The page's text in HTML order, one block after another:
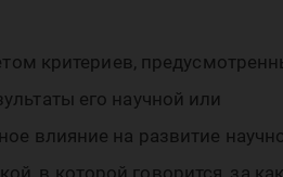
критериев,
его научной или
влияние на развитие
в которой говорится, за